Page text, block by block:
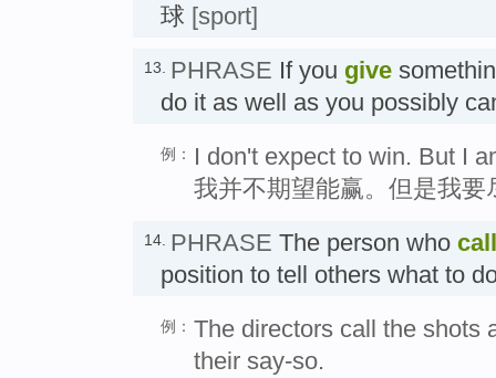
球 [sport]
13. PHRASE If you give
do it as well as you possibly
例：
I don't expect to win. But I
我并不期望能赢。但是我要
14. PHRASE The person who
position to tell others what to
例： The directors call the shots
their say-so.